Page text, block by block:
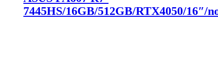
7445HS/16GB/512GB/RTX4050/16″/